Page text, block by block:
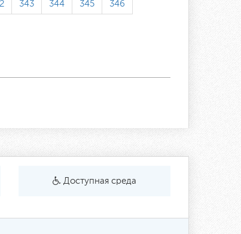
343 344 345 346
Доступная среда